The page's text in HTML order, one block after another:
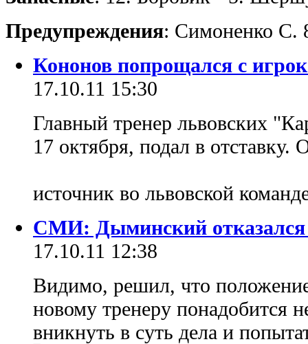
Предупреждения: Симоненко С.
Кононов попрощался с
17.10.11 15:30
Главный тренер львовских
17 октября, подал в
источник во львовской
СМИ: Дыминский отказался
17.10.11 12:38
Видимо, решил, что
новому тренеру понадобится
вникнуть в суть дела и